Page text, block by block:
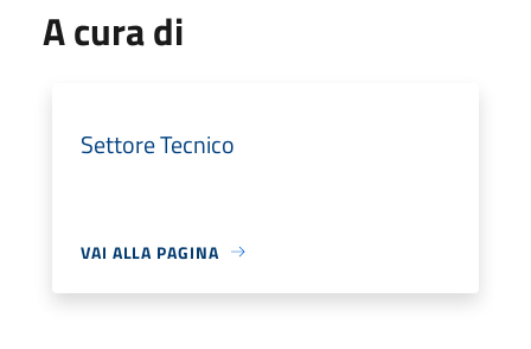
A cura di
Settore Tecnico
VAI ALLA PAGINA